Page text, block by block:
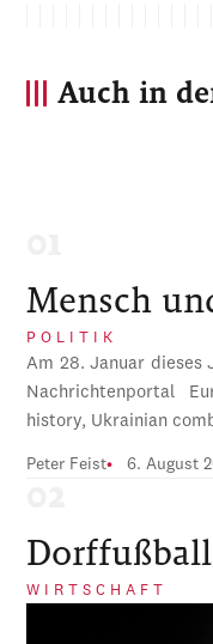
Auch in
Mensch
POLITIK
Am 28. Januar dieses
Nachrichtenportal
history, Ukrainian
Peter Feist 6. August
WIRTSCHAFT